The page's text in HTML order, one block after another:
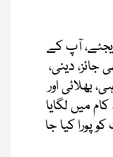
آپ کے
دینی،
بھلائی اور
میں لگایا
پورا کیا جا